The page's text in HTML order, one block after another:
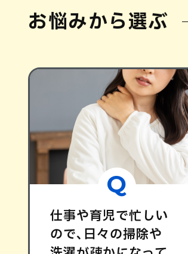
お悩みから選ぶ
Q
仕事や育児で忙しい
ので､日々の掃除や